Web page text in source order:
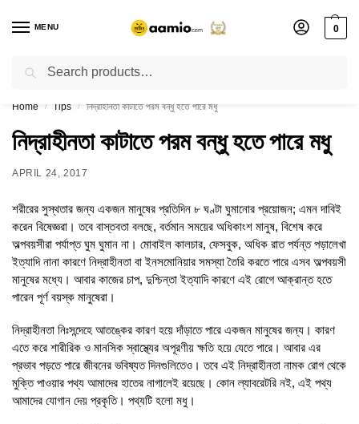
MENU 0
Flash sale unlocked ⚡ % off with code “”
Home / Tips / নিদ্রাহীনতা কাটাতে পরম বন্ধু হতে পারে মধু
নিদ্রাহীনতা কাটাতে পরম বন্ধু হতে পারে মধু
APRIL 24, 2017
শরীরের সুস্থতার জন্য একজন মানুষের প্রতিদিন ৮ ঘণ্টা ঘুমানোর প্রয়োজন; এমন দাবিই
করেন বিষেজ্ঞরা। তবে বাস্তবতা বলছে, বর্তমান সময়ের অধিকাংশ মানুষ, বিশেষ করে
অল্পবয়সীরা পর্যাপ্ত ঘুম ঘুমান না। মোবাইল কালচার, ফেসবুক, অধিক রাত পর্যন্ত পড়ালেখা
ইত্যাদি নানা কারণে নিদ্রাহীনতা বা ইনসমোনিয়ার সমস্যা তৈরি করতে পারে এসব অল্পবয়সী
মানুষের মধ্যে। আবার কাজের চাপ, দুশ্চিন্তা ইত্যাদি কারণে এই রোগে আক্রান্ত হতে
পারেন পূর্ণ বয়স্ক মানুষেরা।
নিদ্রাহীনতা নিঃসন্দেহে আতঙ্কের কারণ হয়ে দাঁড়াতে পারে একজন মানুষের জন্য। কারণ
এতে করে শারীরিক ও মানসিক স্বাস্থ্যের অপূরণীয় ক্ষতি হয়ে যেতে পারে। আবার এর
প্রভাব পড়তে পারে জীবনের ভবিষ্যত দিনগুলিতেও। তবে এই নিদ্রাহীনতা নামক রোগ থেকে
‍মুক্তি পাওয়ার পথ্য আমাদের হাতের নাগালেই রয়েছে। কোন ল্যাবরেটরি নই, এই পথ্য
আমাদের যোগান দেয় প্রকৃতি। পথ্যটি হলো মধু।